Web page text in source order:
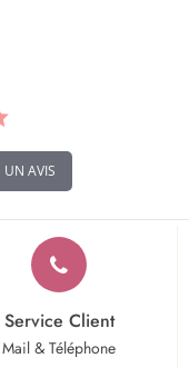
UN AVIS
Service Client
Mail & Téléphone